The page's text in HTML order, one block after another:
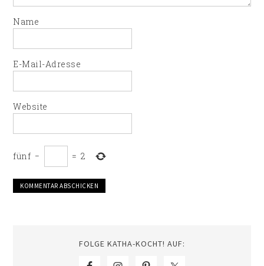
Name
E-Mail-Adresse
Website
fünf − = 2
FOLGE KATHA-KOCHT! AUF: